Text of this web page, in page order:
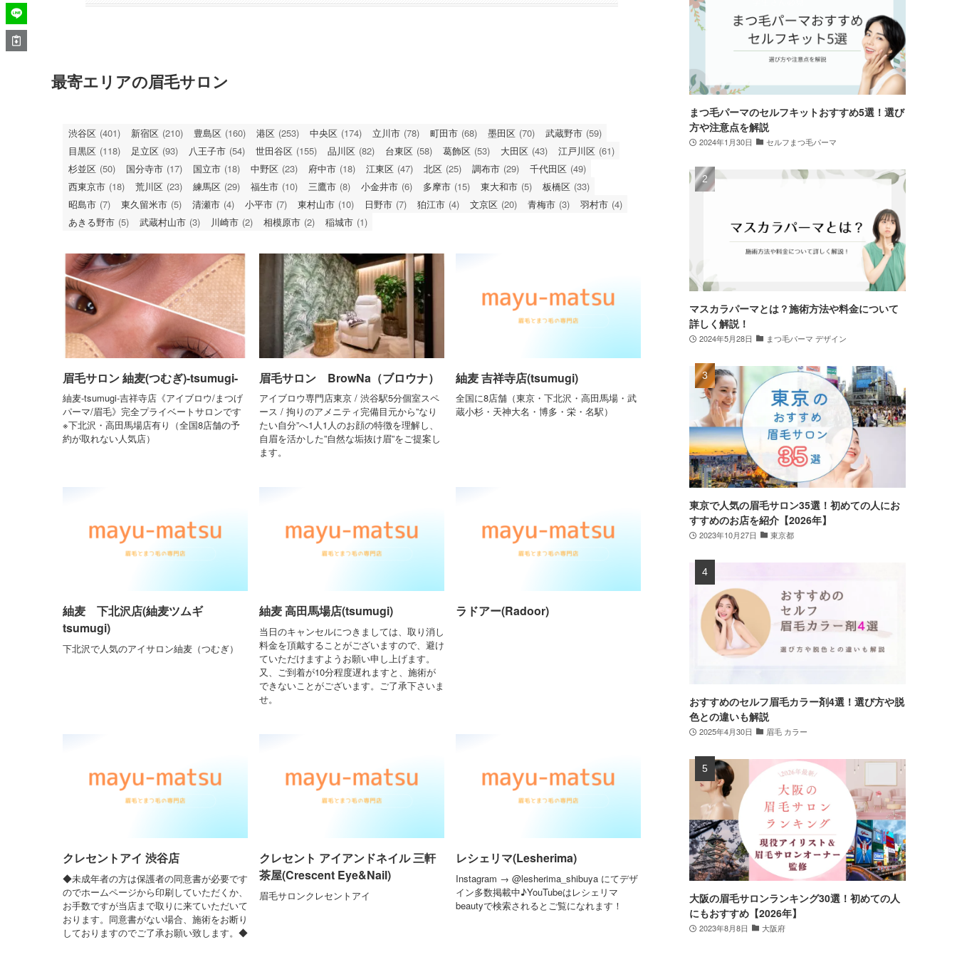
最寄エリアの眉毛サロン
渋谷区 (401) 新宿区 (210) 豊島区 (160) 港区 (253) 中央区 (174) 立川市 (78) 町田市 (68) 墨田区 (70) 武蔵野市 (59)
目黒区 (118) 足立区 (93) 八王子市 (54) 世田谷区 (155) 品川区 (82) 台東区 (58) 葛飾区 (53) 大田区 (43) 江戸川区 (61)
杉並区 (50) 国分寺市 (17) 国立市 (18) 中野区 (23) 府中市 (18) 江東区 (47) 北区 (25) 調布市 (29) 千代田区 (49)
西東京市 (18) 荒川区 (23) 練馬区 (29) 福生市 (10) 三鷹市 (8) 小金井市 (6) 多摩市 (15) 東大和市 (5) 板橋区 (33)
昭島市 (7) 東久留米市 (5) 清瀬市 (4) 小平市 (7) 東村山市 (10) 日野市 (7) 狛江市 (4) 文京区 (20) 青梅市 (3) 羽村市 (4)
あきる野市 (5) 武蔵村山市 (3) 川崎市 (2) 相模原市 (2) 稲城市 (1)
眉毛サロン 紬麦(つむぎ)-tsumugi-
紬麦-tsumugi-吉祥寺店《アイブロウ/まつげ
パーマ/眉毛》完全プライベートサロンです
※下北沢・高田馬場店有り（全国8店舗の予
約が取れない人気店）
眉毛サロン BrowNa（ブロウナ）
アイブロウ専門店東京 / 渋谷駅5分個室スペ
ース / 拘りのアメニティ完備目元から”なり
たい自分”へ1人1人のお顔の特徴を理解し、
自眉を活かした”自然な垢抜け眉”をご提案し
ます。
紬麦 吉祥寺店(tsumugi)
全国に8店舗（東京・下北沢・高田馬場・武
蔵小杉・天神大名・博多・栄・名駅）
紬麦 下北沢店(紬麦ツムギ
tsumugi)
下北沢で人気のアイサロン紬麦（つむぎ）
紬麦 高田馬場店(tsumugi)
当日のキャンセルにつきましては、取り消し
料金を頂戴することがございますので、避け
ていただけますようお願い申し上げます。
又、ご到着が10分程度遅れますと、施術が
できないことがございます。ご了承下さいま
せ。
ラドアー(Radoor)
クレセントアイ 渋谷店
◆未成年者の方は保護者の同意書が必要です
のでホームページから印刷していただくか、
お手数ですが当店まで取りに来ていただいて
おります。同意書がない場合、施術をお断り
しておりますのでご了承お願い致します。◆
クレセント アイアンドネイル 三軒
茶屋(Crescent Eye&Nail)
眉毛サロンクレセントアイ
レシェリマ(Lesherima)
Instagram → @lesherima_shibuya にてデザ
イン多数掲載中♪YouTubeはレシェリマ
beautyで検索されるとご覧になれます！
まつ毛パーマのセルフキットおすすめ5選！選び
方や注意点を解説
2024年1月30日 セルフまつ毛パーマ
マスカラパーマとは？施術方法や料金について
詳しく解説！
2024年5月28日 まつ毛パーマ デザイン
東京で人気の眉毛サロン35選！初めての人にお
すすめのお店を紹介【2026年】
2023年10月27日 東京都
おすすめのセルフ眉毛カラー剤4選！選び方や脱
色との違いも解説
2025年4月30日 眉毛 カラー
大阪の眉毛サロンランキング30選！初めての人
にもおすすめ【2026年】
2023年8月8日 大阪府